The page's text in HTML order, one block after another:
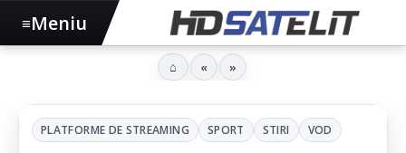
PLATFORME DE STREAMING SPORT STIRI VOD
≡Meniu
⌂ « »